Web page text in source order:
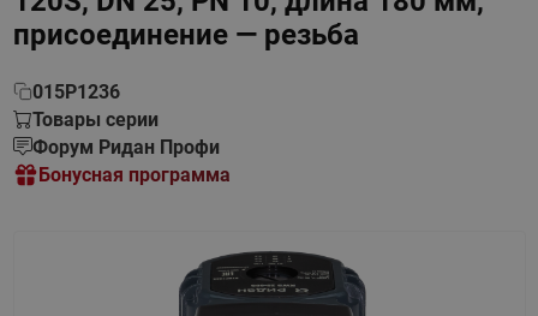
присоединение — резьба
015P1236
Товары серии
Форум Ридан Профи
Бонусная программа